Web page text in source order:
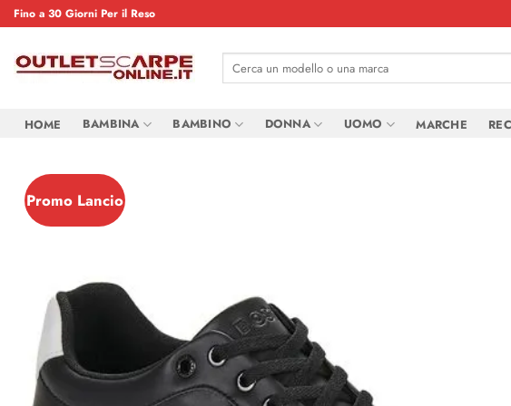
Salta
ai
contenuti
Fino a 30 Giorni Per il Reso
Cerca:
HOME BAMBINA BAMBINO DONNA UOMO MARCHE
Promo Lancio